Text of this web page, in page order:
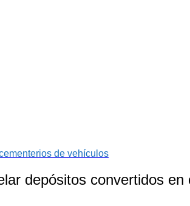
de vehículos
depósitos convertidos en